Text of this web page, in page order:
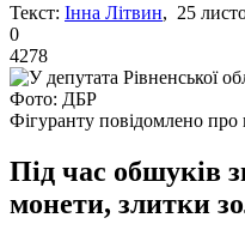
Текст: Інна Літвин, 25
0
4278
Фото: ДБР
Фігуранту повідомлено про
Під час обшуків
монети, злитки